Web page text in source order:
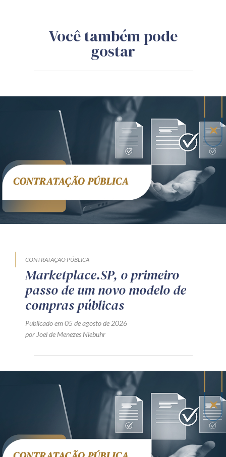
Você também pode
gostar
CONTRATAÇÃO PÚBLICA
Marketplace.SP, o primeiro
passo de um novo modelo de
compras públicas
Publicado em 05 de agosto de 2026
por Joel de Menezes Niebuhr